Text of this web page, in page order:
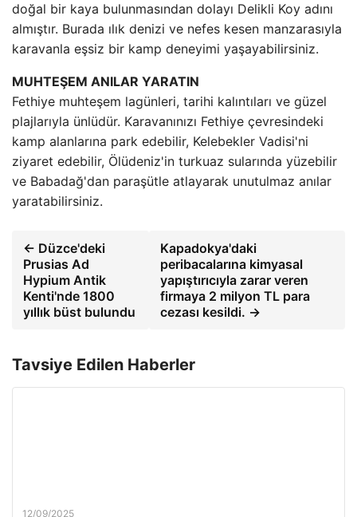
doğal bir kaya bulunmasından dolayı Delikli Koy adını
almıştır. Burada ılık denizi ve nefes kesen manzarasıyla
karavanla eşsiz bir kamp deneyimi yaşayabilirsiniz.
MUHTEŞEM ANILAR YARATIN
Fethiye muhteşem lagünleri, tarihi kalıntıları ve güzel
plajlarıyla ünlüdür. Karavanınızı Fethiye çevresindeki
kamp alanlarına park edebilir, Kelebekler Vadisi'ni
ziyaret edebilir, Ölüdeniz'in turkuaz sularında yüzebilir
ve Babadağ'dan paraşütle atlayarak unutulmaz anılar
yaratabilirsiniz.
← Düzce'deki
Prusias Ad
Hypium Antik
Kenti'nde 1800
yıllık büst bulundu
Kapadokya'daki
peribacalarına kimyasal
yapıştırıcıyla zarar veren
firmaya 2 milyon TL para
cezası kesildi. →
Tavsiye Edilen Haberler
12/09/2025